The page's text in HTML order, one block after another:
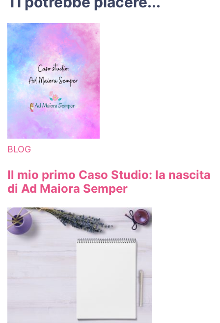
BLOG
Il mio primo Caso Studio: la nascita
di Ad Maiora Semper